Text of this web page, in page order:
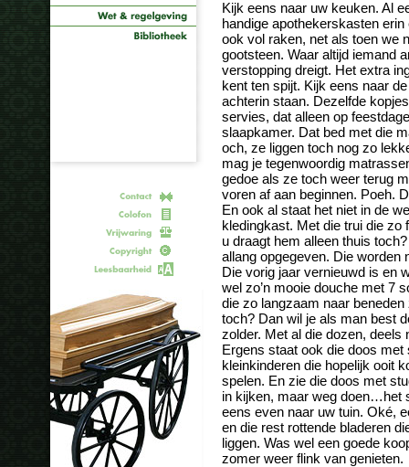
Kijk eens naar uw keuken. Al
handige apothekerskasten
ook vol raken, net als toen we
gootsteen. Waar altijd iemand
verstopping dreigt. Het extra
kent ten spijt. Kijk eens naar
achterin staan. Dezelfde
servies, dat alleen op
slaapkamer. Dat bed met die
och, ze liggen toch nog zo
mag je tegenwoordig
gedoe als ze toch weer terug
voren af aan beginnen. Poeh.
En ook al staat het niet in de
kledingkast. Met die trui die zo
u draagt hem alleen thuis
allang opgegeven. Die worden
Die vorig jaar vernieuwd is en
wel zo’n mooie douche met 7
die zo langzaam naar
toch? Dan wil je als man best
zolder. Met al die dozen, deels
Ergens staat ook die doos
kleinkinderen die hopelijk ooit
spelen. En zie die doos met
in kijken, maar weg doen…het
eens even naar uw tuin. Oké,
en die rest rottende bladeren
liggen. Was wel een goede
zomer weer flink van genieten.